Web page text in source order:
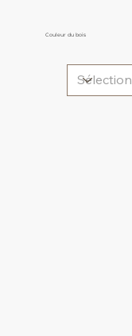
Couleur du bois